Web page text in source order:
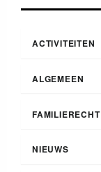
ACTIVITEITEN
ALGEMEEN
FAMILIERECHT
NIEUWS